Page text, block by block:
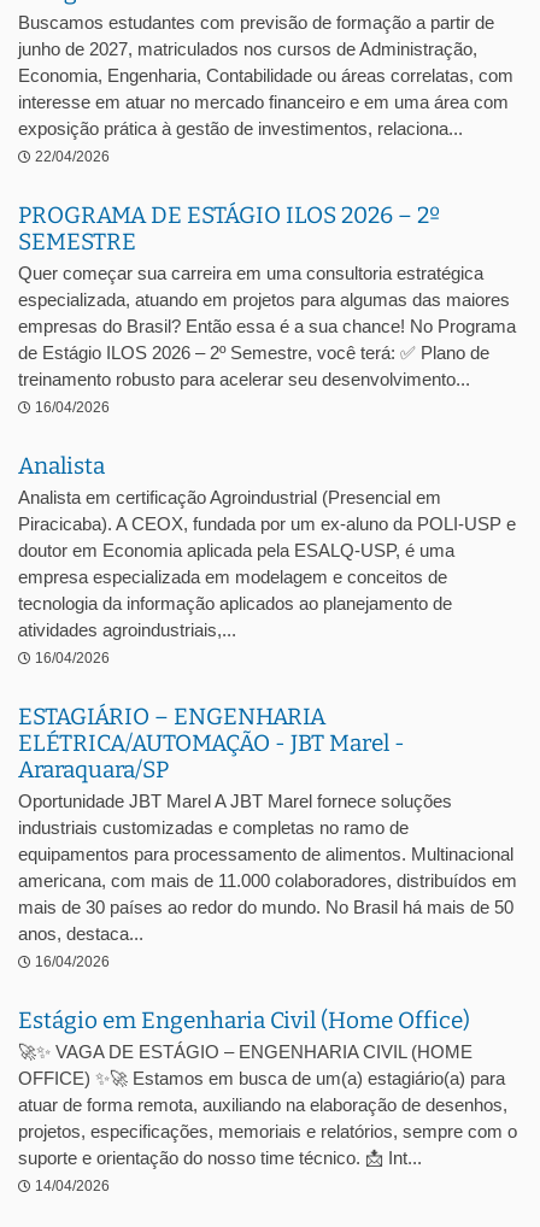
Buscamos estudantes com previsão de formação a partir de
junho de 2027, matriculados nos cursos de Administração,
Economia, Engenharia, Contabilidade ou áreas correlatas, com
interesse em atuar no mercado financeiro e em uma área com
exposição prática à gestão de investimentos, relaciona...
22/04/2026
PROGRAMA DE ESTÁGIO ILOS 2026 – 2º
SEMESTRE
Quer começar sua carreira em uma consultoria estratégica
especializada, atuando em projetos para algumas das maiores
empresas do Brasil? Então essa é a sua chance! No Programa
de Estágio ILOS 2026 – 2º Semestre, você terá: ✅ Plano de
treinamento robusto para acelerar seu desenvolvimento...
16/04/2026
Analista
Analista em certificação Agroindustrial (Presencial em
Piracicaba). A CEOX, fundada por um ex-aluno da POLI-USP e
doutor em Economia aplicada pela ESALQ-USP, é uma
empresa especializada em modelagem e conceitos de
tecnologia da informação aplicados ao planejamento de
atividades agroindustriais,...
16/04/2026
ESTAGIÁRIO – ENGENHARIA
ELÉTRICA/AUTOMAÇÃO - JBT Marel -
Araraquara/SP
Oportunidade JBT Marel A JBT Marel fornece soluções
industriais customizadas e completas no ramo de
equipamentos para processamento de alimentos. Multinacional
americana, com mais de 11.000 colaboradores, distribuídos em
mais de 30 países ao redor do mundo. No Brasil há mais de 50
anos, destaca...
16/04/2026
Estágio em Engenharia Civil (Home Office)
🚀✨ VAGA DE ESTÁGIO – ENGENHARIA CIVIL (HOME
OFFICE) ✨🚀 Estamos em busca de um(a) estagiário(a) para
atuar de forma remota, auxiliando na elaboração de desenhos,
projetos, especificações, memoriais e relatórios, sempre com o
suporte e orientação do nosso time técnico. 📩 Int...
14/04/2026